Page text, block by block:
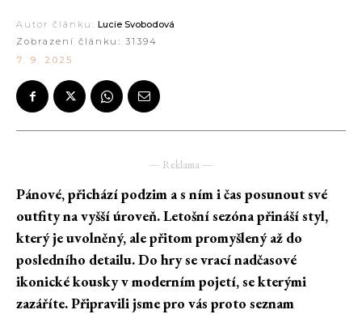
Autor článku: Lucie Svobodová
Zobrazení článku: 31394
7. 9. 2025
― Reklama ―
Pánové, přichází podzim a s ním i čas posunout své
outfity na vyšší úroveň. Letošní sezóna přináší styl,
který je uvolněný, ale přitom promyšlený až do
posledního detailu. Do hry se vrací nadčasové
ikonické kousky v moderním pojetí, se kterými
zazáříte. Připravili jsme pro vás proto seznam